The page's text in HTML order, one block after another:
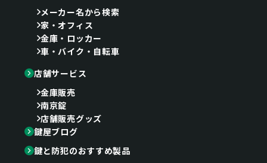
メーカー名から検索
家・オフィス
金庫・ロッカー
車・バイク・自転車
店舗サービス
金庫販売
南京錠
店舗販売グッズ
鍵屋ブログ
鍵と防犯のおすすめ製品